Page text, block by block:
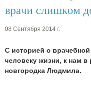
врачи слишком
08 Сентября 2014 г.
С историей о
человеку жизни, к нам
новгородка Людмила.